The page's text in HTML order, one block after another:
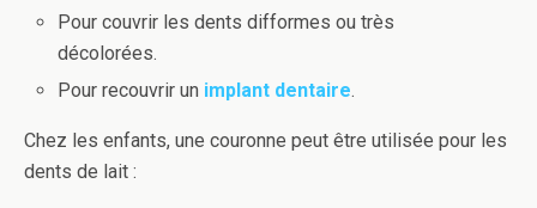
Pour couvrir les dents difformes ou très
décolorées.
Pour recouvrir un implant dentaire.
Chez les enfants, une couronne peut être utilisée pour les
dents de lait :